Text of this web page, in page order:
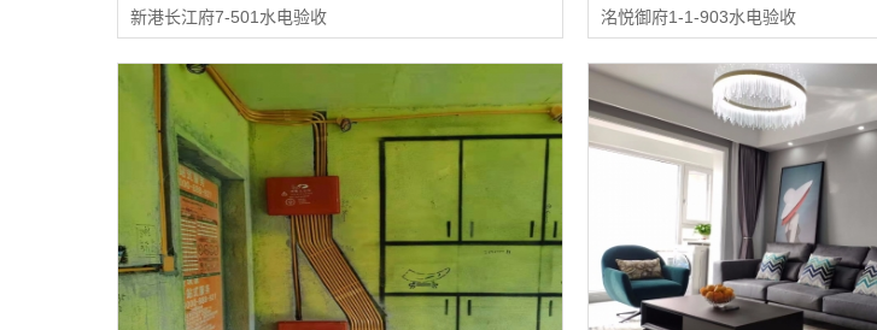
新港长江府7-501水电验收 洺悦御府1-1-903水电验收